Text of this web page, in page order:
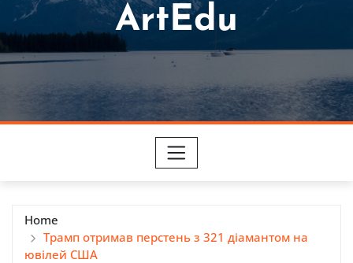
ArtEdu
Home
Трамп отримав перстень з 321 діамантом на
ювілей США